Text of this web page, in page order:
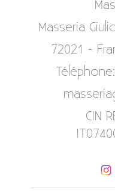
Masseria
72021 -
CIN